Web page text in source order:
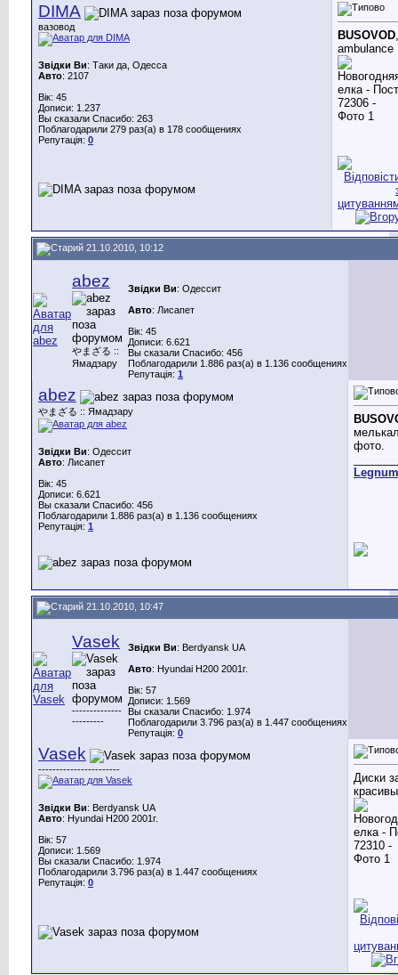
DIMA
вазовод
Звідки Ви: Таки да, Одесса
Авто: 2107
Вік: 45
Дописи: 1.237
Вы сказали Спасибо: 263
Поблагодарили 279 раз(а) в 178 сообщениях
Репутація: 0
BUSOVOD
ambulance
21.10.2010, 10:12
abez
やまざる ::
Ямадзару
Звідки Ви: Одессит
Авто: Лисапет
Вік: 45
Дописи: 6.621
Вы сказали Спасибо: 456
Поблагодарили 1.886 раз(а) в 1.136 сообщениях
Репутація: 1
abez
やまざる :: Ямадзару
Звідки Ви: Одессит
Авто: Лисапет
Вік: 45
Дописи: 6.621
Вы сказали Спасибо: 456
Поблагодарили 1.886 раз(а) в 1.136 сообщениях
Репутація: 1
фото.
Legnum
21.10.2010, 10:47
Vasek
--------------
---------
Звідки Ви: Berdyansk UA
Авто: Hyundai H200 2001г.
Вік: 57
Дописи: 1.569
Вы сказали Спасибо: 1.974
Поблагодарили 3.796 раз(а) в 1.447 сообщениях
Репутація: 0
Vasek
-----------------------
Звідки Ви: Berdyansk UA
Авто: Hyundai H200 2001г.
Вік: 57
Дописи: 1.569
Вы сказали Спасибо: 1.974
Поблагодарили 3.796 раз(а) в 1.447 сообщениях
Репутація: 0
Диски